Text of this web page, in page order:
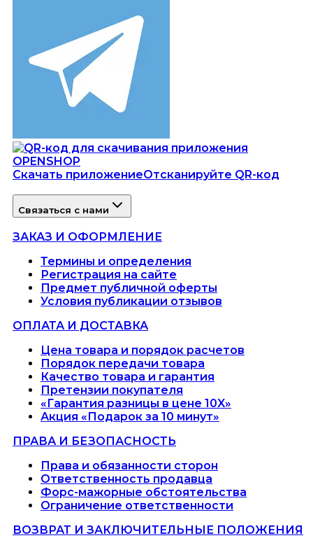
Скачать приложениеОтсканируйте QR-код
Связаться с нами
ЗАКАЗ И ОФОРМЛЕНИЕ
Термины и определения
Регистрация на сайте
Предмет публичной оферты
Условия публикации отзывов
ОПЛАТА И ДОСТАВКА
Цена товара и порядок расчетов
Порядок передачи товара
Качество товара и гарантия
Претензии покупателя
«Гарантия разницы в цене 10X»
Акция «Подарок за 10 минут»
ПРАВА И БЕЗОПАСНОСТЬ
Права и обязанности сторон
Ответственность продавца
Форс-мажорные обстоятельства
Ограничение ответственности
ВОЗВРАТ И ЗАКЛЮЧИТЕЛЬНЫЕ ПОЛОЖЕНИЯ